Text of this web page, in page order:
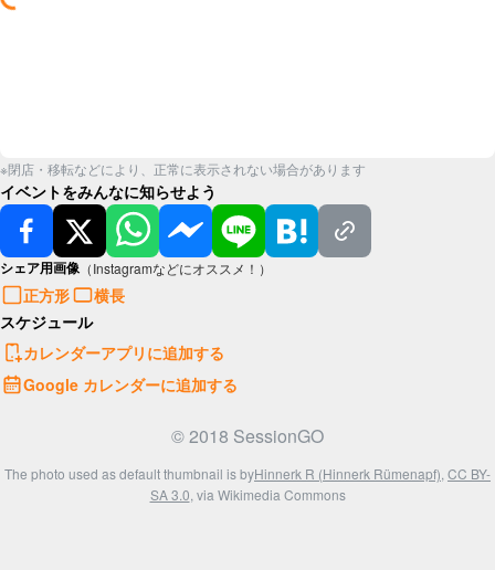
※閉店・移転などにより、正常に表示されない場合があります
イベントをみんなに知らせよう
シェア用画像 （Instagramなどにオススメ！）
正方形
横長
スケジュール
カレンダーアプリに追加する
Google カレンダーに追加する
© 2018 SessionGO
The photo used as default thumbnail is byHinnerk R (Hinnerk Rümenapf), CC BY-
SA 3.0, via Wikimedia Commons